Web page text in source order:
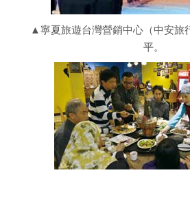
▲寧夏旅遊台灣營銷中心（中安旅
平。